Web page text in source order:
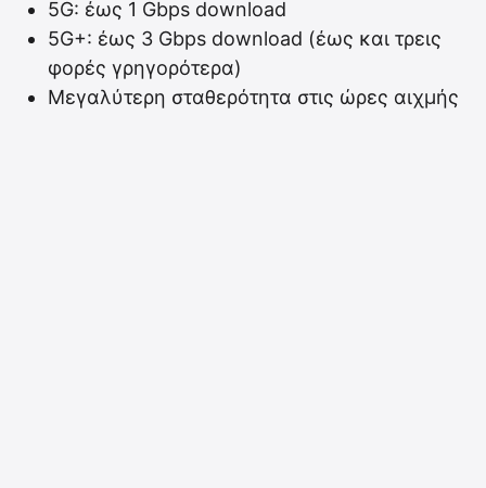
5G: έως 1 Gbps download
5G+: έως 3 Gbps download (έως και τρεις
φορές γρηγορότερα)
Μεγαλύτερη σταθερότητα στις ώρες αιχμής